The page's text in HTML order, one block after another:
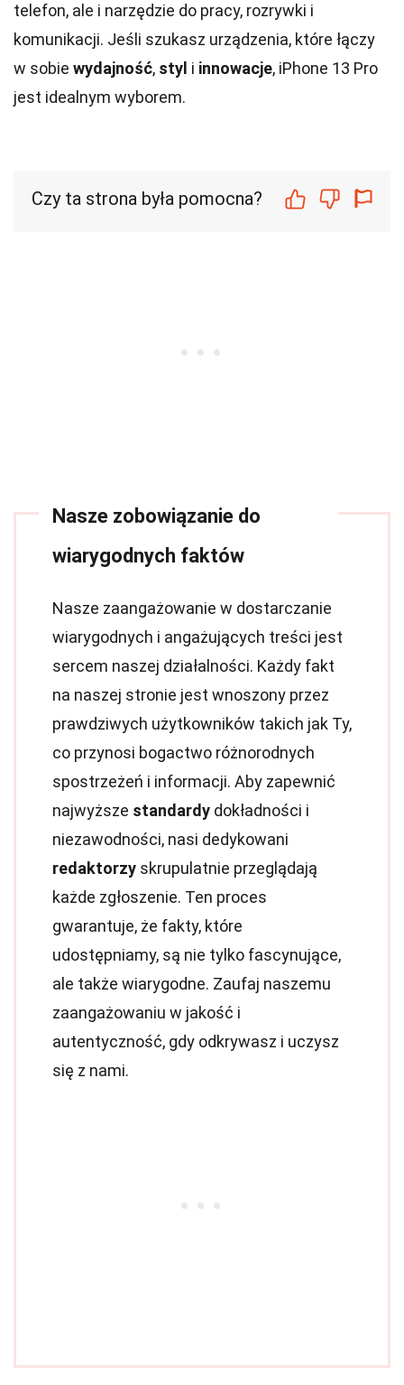
telefon, ale i narzędzie do pracy, rozrywki i
komunikacji. Jeśli szukasz urządzenia, które łączy
w sobie wydajność, styl i innowacje, iPhone 13 Pro
jest idealnym wyborem.
Czy ta strona była pomocna?
Nasze zobowiązanie do
wiarygodnych faktów
Nasze zaangażowanie w dostarczanie
wiarygodnych i angażujących treści jest
sercem naszej działalności. Każdy fakt
na naszej stronie jest wnoszony przez
prawdziwych użytkowników takich jak Ty,
co przynosi bogactwo różnorodnych
spostrzeżeń i informacji. Aby zapewnić
najwyższe standardy dokładności i
niezawodności, nasi dedykowani
redaktorzy skrupulatnie przeglądają
każde zgłoszenie. Ten proces
gwarantuje, że fakty, które
udostępniamy, są nie tylko fascynujące,
ale także wiarygodne. Zaufaj naszemu
zaangażowaniu w jakość i
autentyczność, gdy odkrywasz i uczysz
się z nami.